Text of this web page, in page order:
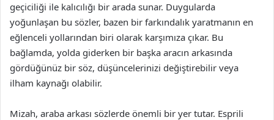
geçiciliği ile kalıcılığı bir arada sunar. Duygularda
yoğunlaşan bu sözler, bazen bir farkındalık yaratmanın en
eğlenceli yollarından biri olarak karşımıza çıkar. Bu
bağlamda, yolda giderken bir başka aracın arkasında
gördüğünüz bir söz, düşüncelerinizi değiştirebilir veya
ilham kaynağı olabilir.
Mizah, araba arkası sözlerde önemli bir yer tutar. Esprili